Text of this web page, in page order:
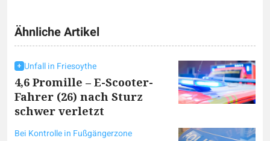
Ähnliche Artikel
Unfall in Friesoythe
4,6 Promille – E-Scooter-
Fahrer (26) nach Sturz
schwer verletzt
Bei Kontrolle in Fußgängerzone